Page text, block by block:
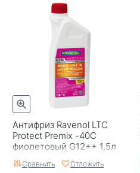
Антифриз Ravenol LTC
Protect Premix -40C
фиолетовый G12++ 1,5л
Сравнить Отложить